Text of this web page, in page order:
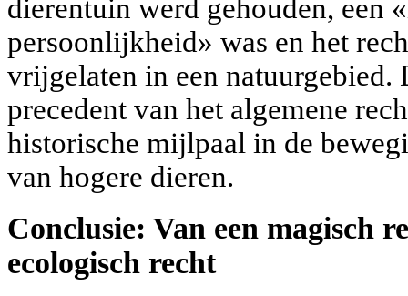
dierentuin werd gehouden, een
persoonlijkheid» was en het
vrijgelaten in een natuurgebied.
precedent van het algemene
historische mijlpaal in de
van hogere dieren.
Conclusie: Van een magisch
ecologisch recht